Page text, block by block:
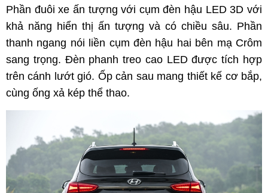
Phần đuôi xe ấn tượng với cụm đèn hậu LED 3D với
khả năng hiển thị ấn tượng và có chiều sâu. Phần
thanh ngang nói liền cụm đèn hậu hai bên mạ Crôm
sang trọng. Đèn phanh treo cao LED được tích hợp
trên cánh lướt gió. Ốp cản sau mang thiết kế cơ bắp,
cùng ống xả kép thể thao.